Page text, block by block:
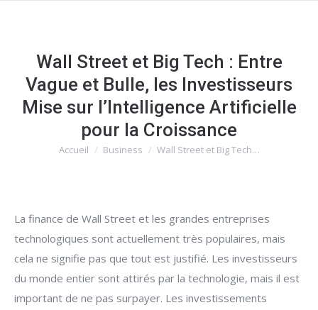
Wall Street et Big Tech : Entre
Vague et Bulle, les Investisseurs
Mise sur l’Intelligence Artificielle
pour la Croissance
Vous êtes ici :
Accueil Business Wall Street et Big Tech…
La finance de Wall Street et les grandes entreprises
technologiques sont actuellement très populaires, mais
cela ne signifie pas que tout est justifié. Les investisseurs
du monde entier sont attirés par la technologie, mais il est
important de ne pas surpayer. Les investissements